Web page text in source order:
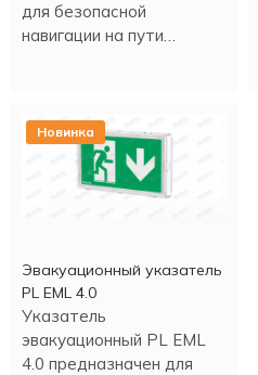
для безопасной
навигации на пути
Новинка
Эвакуационный указатель
PL EML 4.0
Указатель
эвакуационный PL EML
4.0 предназначен для